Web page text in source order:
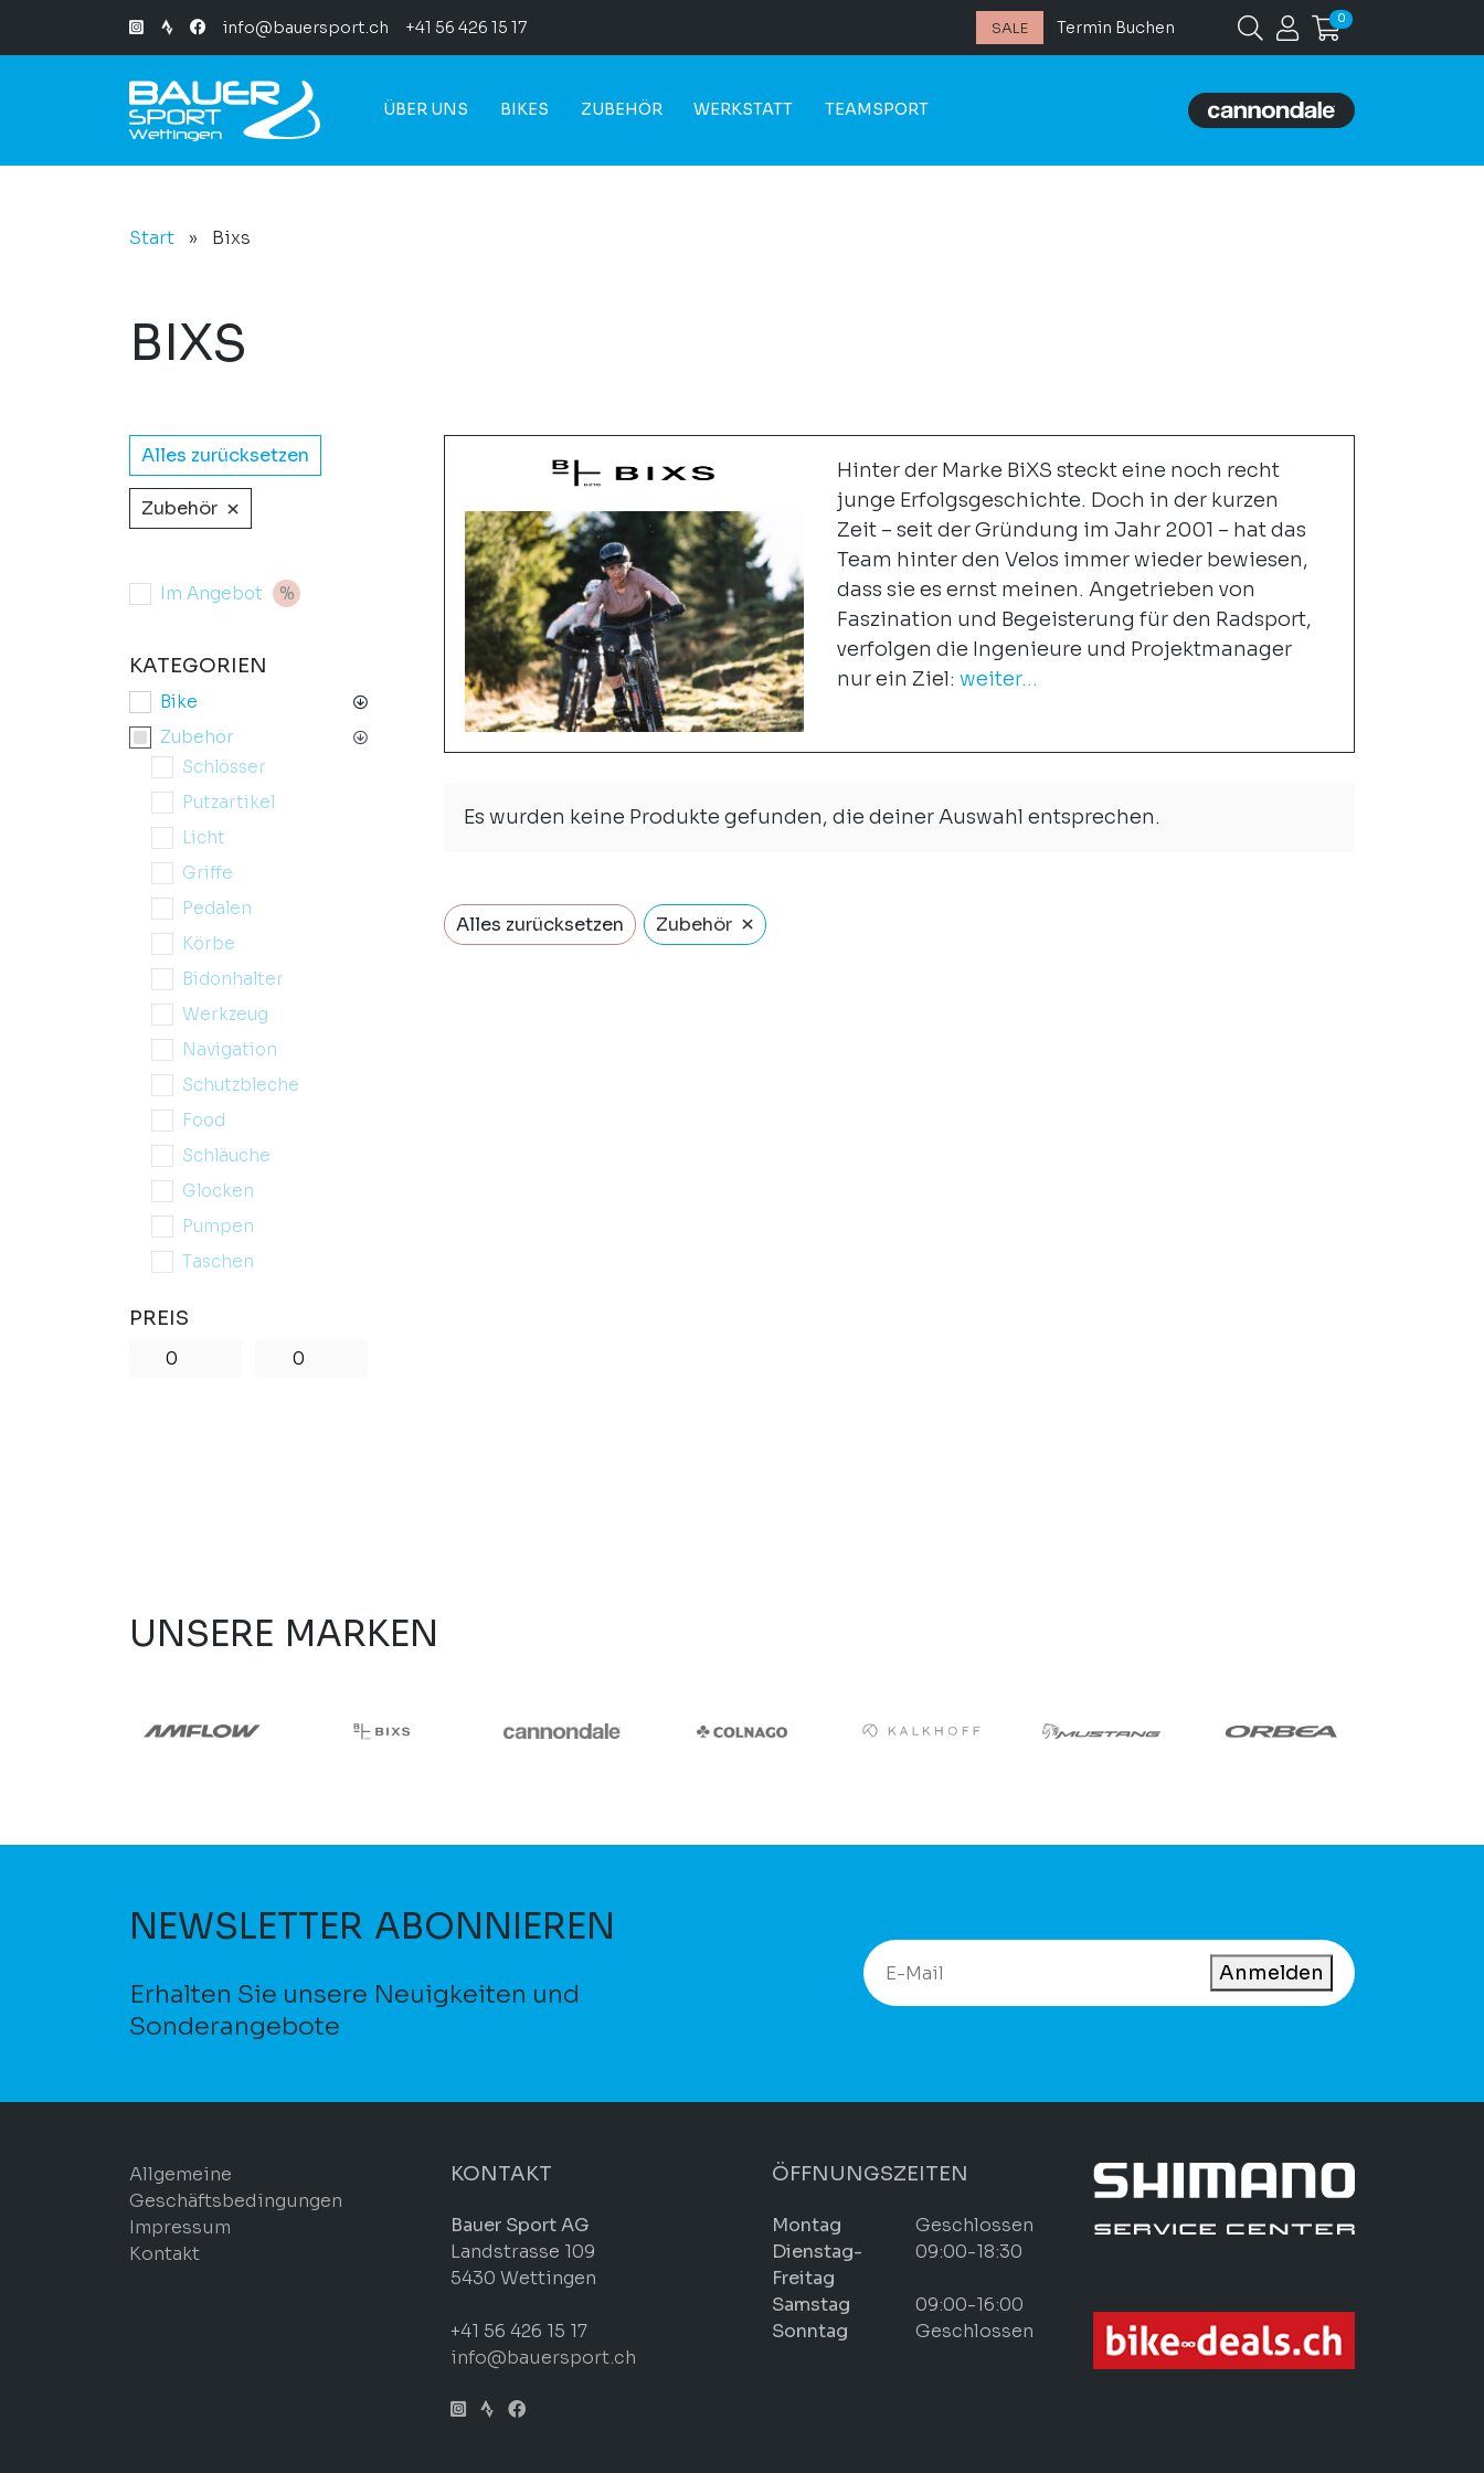
info@bauersport.ch +41 56 426 15 17 SALE Termin Buchen 0
ÜBER UNS BIKES ZUBEHÖR WERKSTATT TEAMSPORT
Start » Bixs
BIXS
Alles zurücksetzen
Zubehör ×
Im Angebot
KATEGORIEN
Bike
Zubehör
Schlösser
Putzartikel
Licht
Griffe
Pedalen
Körbe
Bidonhalter
Werkzeug
Navigation
Schutzbleche
Food
Schläuche
Glocken
Pumpen
Taschen
PREIS
Hinter der Marke BiXS steckt eine noch recht
junge Erfolgsgeschichte. Doch in der kurzen
Zeit – seit der Gründung im Jahr 2001 – hat das
Team hinter den Velos immer wieder bewiesen,
dass sie es ernst meinen. Angetrieben von
Faszination und Begeisterung für den Radsport,
verfolgen die Ingenieure und Projektmanager
nur ein Ziel: weiter...
Es wurden keine Produkte gefunden, die deiner Auswahl entsprechen.
Alles zurücksetzen Zubehör ×
UNSERE MARKEN
NEWSLETTER ABONNIEREN
Erhalten Sie unsere Neuigkeiten und
Sonderangebote
Anmelden
Allgemeine
Geschäftsbedingungen
Impressum
Kontakt
KONTAKT
Bauer Sport AG
Landstrasse 109
5430 Wettingen
+41 56 426 15 17
info@bauersport.ch
ÖFFNUNGSZEITEN
Montag
Geschlossen
Dienstag-
Freitag
09:00-18:30
Samstag
09:00-16:00
Sonntag
Geschlossen